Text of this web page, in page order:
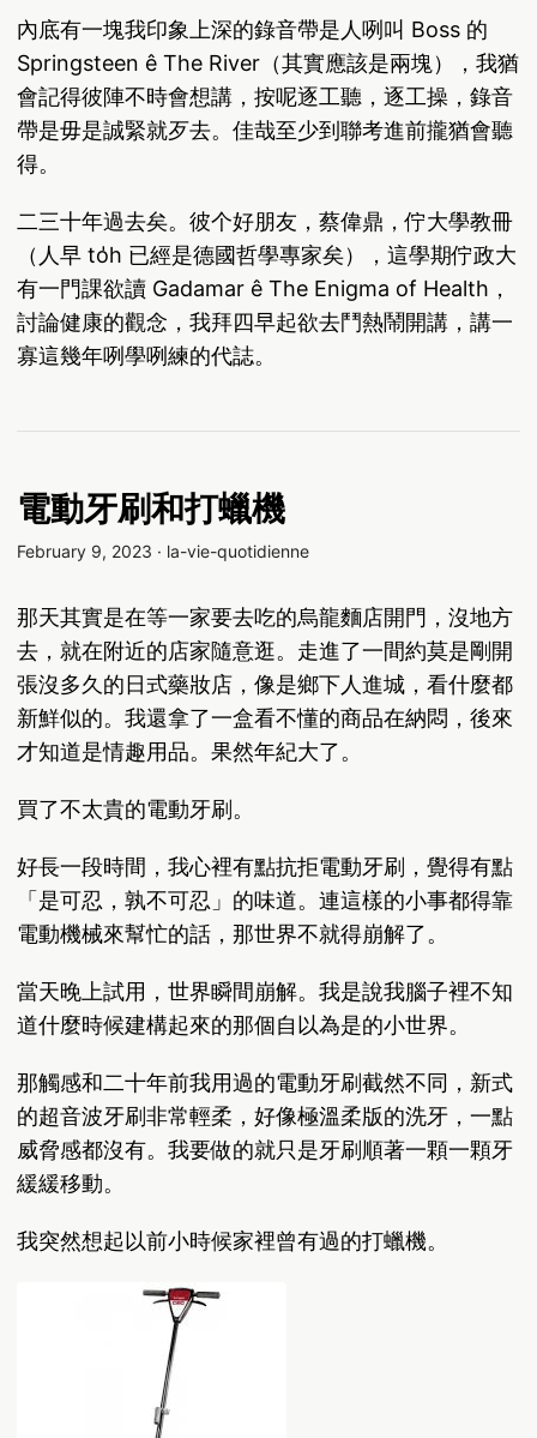
內底有一塊我印象上深的錄音帶是人咧叫 Boss 的
Springsteen ê The River（其實應該是兩塊），我猶
會記得彼陣不時會想講，按呢逐工聽，逐工操，錄音
帶是毋是誠緊就歹去。佳哉至少到聯考進前攏猶會聽
得。
二三十年過去矣。彼个好朋友，蔡偉鼎，佇大學教冊
（人早 to̍h 已經是德國哲學專家矣），這學期佇政大
有一門課欲讀 Gadamar ê The Enigma of Health，
討論健康的觀念，我拜四早起欲去鬥熱鬧開講，講一
寡這幾年咧學咧練的代誌。
電動牙刷和打蠟機
February 9, 2023 · la-vie-quotidienne
那天其實是在等一家要去吃的烏龍麵店開門，沒地方
去，就在附近的店家隨意逛。走進了一間約莫是剛開
張沒多久的日式藥妝店，像是鄉下人進城，看什麼都
新鮮似的。我還拿了一盒看不懂的商品在納悶，後來
才知道是情趣用品。果然年紀大了。
買了不太貴的電動牙刷。
好長一段時間，我心裡有點抗拒電動牙刷，覺得有點
「是可忍，孰不可忍」的味道。連這樣的小事都得靠
電動機械來幫忙的話，那世界不就得崩解了。
當天晚上試用，世界瞬間崩解。我是說我腦子裡不知
道什麼時候建構起來的那個自以為是的小世界。
那觸感和二十年前我用過的電動牙刷截然不同，新式
的超音波牙刷非常輕柔，好像極溫柔版的洗牙，一點
威脅感都沒有。我要做的就只是牙刷順著一顆一顆牙
緩緩移動。
我突然想起以前小時候家裡曾有過的打蠟機。